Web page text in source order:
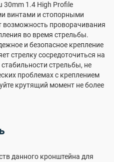
30mm 1.4 High Profile
винтами и стопорными
проворачивания
во время стрельбы.
и безопасное крепление
стрелку сосредоточиться на
стрельбы, не
проблемах с креплением
крутящий момент не более
данного кронштейна для